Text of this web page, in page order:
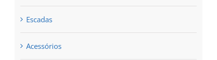
Escadas
Acessórios